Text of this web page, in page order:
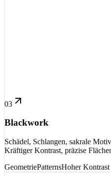
03
Blackwork
Schädel, Schlangen, sakrale
Kräftiger Kontrast, präzise
GeometriePatternsHoher Kontrast